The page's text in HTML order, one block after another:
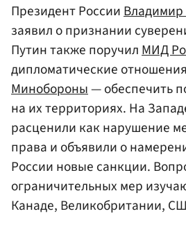
Президент России
заявил о признании
Путин также поручилМИД
дипломатические
Минобороны— обеспечить
на их территориях. На
расценили как нарушение
права и объявили о
России новые санкции.
ограничительных мер
Канаде, Великобритании,